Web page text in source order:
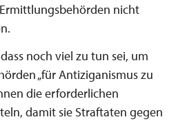
nicht
noch viel zu tun sei, um
„für Antiziganismus zu
die erforderlichen
damit sie Straftaten gegen